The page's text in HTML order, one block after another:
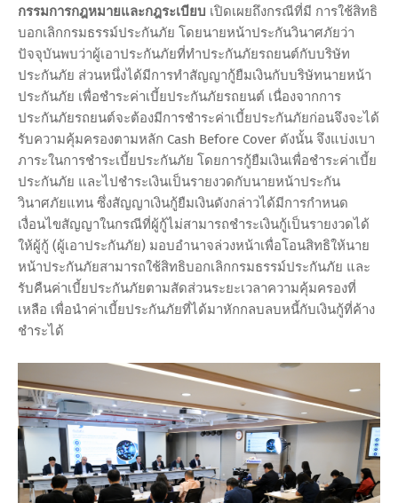
กรรมการกฎหมายและกฎระเบียบ เปิดเผยถึงกรณีที่มี การใช้สิทธิ
บอกเลิกกรมธรรม์ประกันภัย โดยนายหน้าประกันวินาศภัยว่า
ปัจจุบันพบว่าผู้เอาประกันภัยที่ทำประกันภัยรถยนต์กับบริษัท
ประกันภัย ส่วนหนึ่งได้มีการทำสัญญากู้ยืมเงินกับบริษัทนายหน้า
ประกันภัย เพื่อชำระค่าเบี้ยประกันภัยรถยนต์ เนื่องจากการ
ประกันภัยรถยนต์จะต้องมีการชำระค่าเบี้ยประกันภัยก่อนจึงจะได้
รับความคุ้มครองตามหลัก Cash Before Cover ดังนั้น จึงแบ่งเบา
ภาระในการชำระเบี้ยประกันภัย โดยการกู้ยืมเงินเพื่อชำระค่าเบี้ย
ประกันภัย และไปชำระเงินเป็นรายงวดกับนายหน้าประกัน
วินาศภัยแทน ซึ่งสัญญาเงินกู้ยืมเงินดังกล่าวได้มีการกำหนด
เงื่อนไขสัญญาในกรณีที่ผู้กู้ไม่สามารถชำระเงินกู้เป็นรายงวดได้
ให้ผู้กู้ (ผู้เอาประกันภัย) มอบอำนาจล่วงหน้าเพื่อโอนสิทธิให้นาย
หน้าประกันภัยสามารถใช้สิทธิบอกเลิกกรมธรรม์ประกันภัย และ
รับคืนค่าเบี้ยประกันภัยตามสัดส่วนระยะเวลาความคุ้มครองที่
เหลือ เพื่อนำค่าเบี้ยประกันภัยที่ได้มาหักกลบลบหนี้กับเงินกู้ที่ค้าง
ชำระได้